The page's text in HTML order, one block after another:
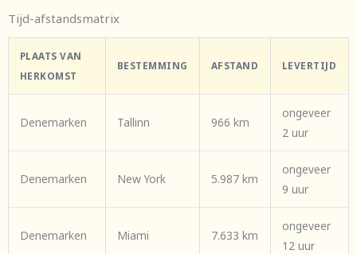
Tijd-afstandsmatrix
PLAATS VAN
HERKOMST
BESTEMMING AFSTAND LEVERTIJD
Denemarken Tallinn 966 km
ongeveer
2 uur
Denemarken New York 5.987 km
ongeveer
9 uur
Denemarken Miami 7.633 km
ongeveer
12 uur